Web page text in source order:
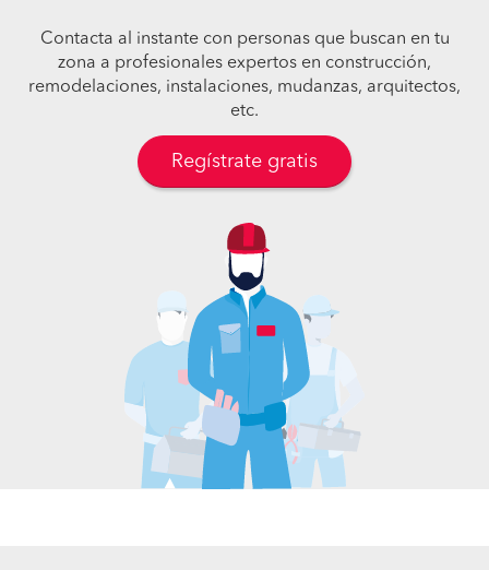
Contacta al instante con personas que buscan en tu
zona a profesionales expertos en construcción,
remodelaciones, instalaciones, mudanzas, arquitectos,
etc.
Regístrate gratis